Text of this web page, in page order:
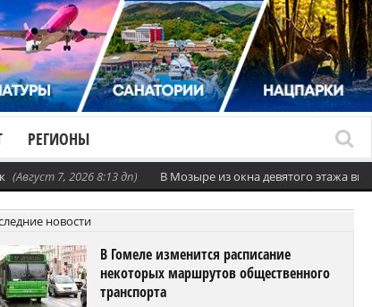
РЕГИОНЫ
(Август 7, 2026 8:13 дп) В Мозыре из окна девятого этажа
новости
В Гомеле изменится расписание
некоторых маршрутов общественного
транспорта